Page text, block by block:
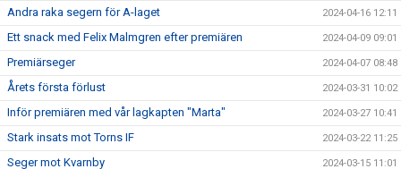
Andra raka segern för A-laget 2024-04-16 12:11
Ett snack med Felix Malmgren efter premiären 2024-04-09 09:01
Premiärseger 2024-04-07 08:48
Årets första förlust 2024-03-31 10:02
Inför premiären med vår lagkapten "Marta" 2024-03-27 10:41
Stark insats mot Torns IF 2024-03-22 11:25
Seger mot Kvarnby 2024-03-15 11:01